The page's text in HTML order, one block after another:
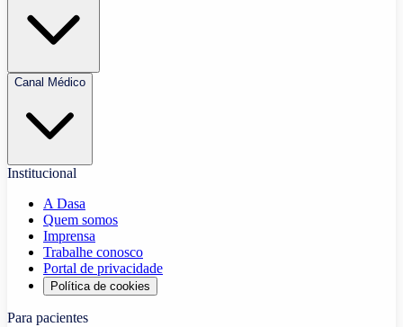
Canal Médico
Institucional
A Dasa
Quem somos
Imprensa
Trabalhe conosco
Portal de privacidade
Política de cookies
Para pacientes